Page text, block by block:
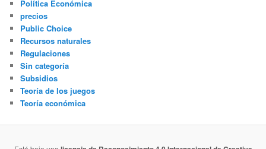
Política Económica
precios
Public Choice
Recursos naturales
Regulaciones
Sin categoría
Subsidios
Teoría de los juegos
Teoría económica